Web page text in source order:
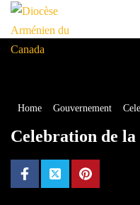
Home Gouvernement
Celebration de la